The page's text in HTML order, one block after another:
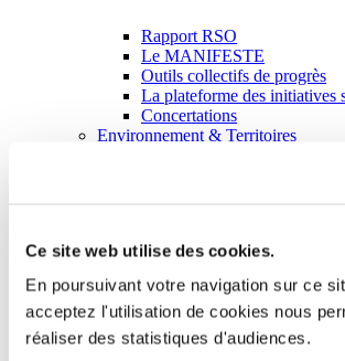
Ce site web utilise des cookies.
En poursuivant votre navigation sur ce
acceptez l'utilisation de cookies nous
réaliser des statistiques d'audiences.
Rapport RSO
Le MANIFESTE
Outils collectifs de progrès
La plateforme des initiatives
Concertations
Environnement & Territoires